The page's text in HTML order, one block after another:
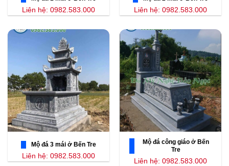
Liên hệ: 0982.583.000 Liên hệ: 0982.583.000
Mộ đá 3 mái ở Bến Tre
Liên hệ: 0982.583.000
Mộ đá công giáo ở Bến
Tre
Liên hệ: 0982.583.000